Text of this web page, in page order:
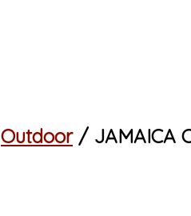
Outdoor/ JAMAICA